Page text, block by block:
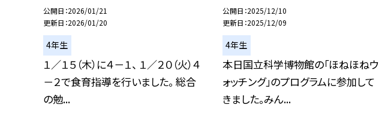
公開日 2026/01/21
更新日 2026/01/20
4年生
１／１５（木）に４－１、 １／２０（火）４
－２で食育指導を行いました。 総合
の勉...
公開日 2025/12/10
更新日 2025/12/09
4年生
本日国立科学博物館の「ほねほねウ
ォッチング」のプログラムに参加して
きました。みん...